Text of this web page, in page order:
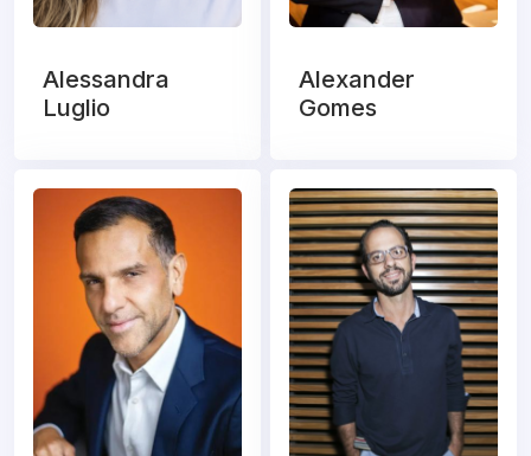
Alessandra
Luglio
Alexander
Gomes